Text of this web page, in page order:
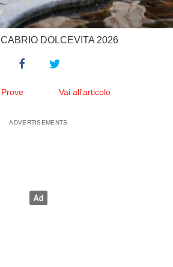
DOLCEVITA 2026
Vai all'articolo